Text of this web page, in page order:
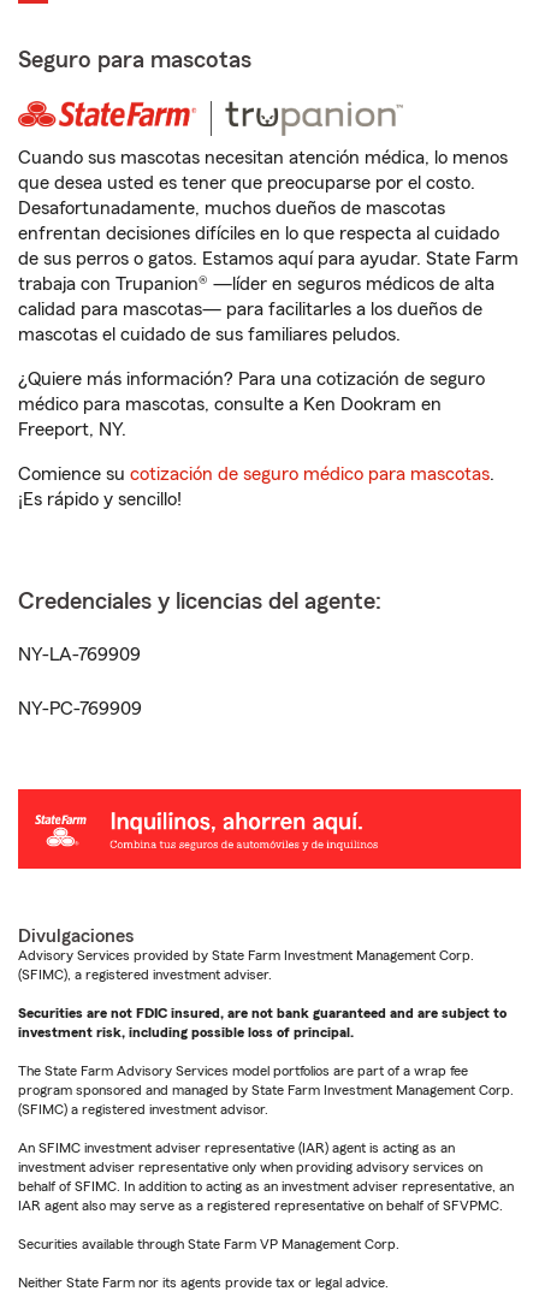
Seguro para mascotas
Cuando sus mascotas necesitan atención médica, lo menos
que desea usted es tener que preocuparse por el costo.
Desafortunadamente, muchos dueños de mascotas
enfrentan decisiones difíciles en lo que respecta al cuidado
de sus perros o gatos. Estamos aquí para ayudar. State Farm
trabaja con Trupanion® —líder en seguros médicos de alta
calidad para mascotas— para facilitarles a los dueños de
mascotas el cuidado de sus familiares peludos.
¿Quiere más información? Para una cotización de seguro
médico para mascotas, consulte a Ken Dookram en
Freeport, NY.
Comience su cotización de seguro médico para mascotas.
¡Es rápido y sencillo!
Credenciales y licencias del agente:
NY-LA-769909
NY-PC-769909
Divulgaciones
Advisory Services provided by State Farm Investment Management Corp.
(SFIMC), a registered investment adviser.
Securities are not FDIC insured, are not bank guaranteed and are subject to
investment risk, including possible loss of principal.
The State Farm Advisory Services model portfolios are part of a wrap fee
program sponsored and managed by State Farm Investment Management Corp.
(SFIMC) a registered investment advisor.
An SFIMC investment adviser representative (IAR) agent is acting as an
investment adviser representative only when providing advisory services on
behalf of SFIMC. In addition to acting as an investment adviser representative, an
IAR agent also may serve as a registered representative on behalf of SFVPMC.
Securities available through State Farm VP Management Corp.
Neither State Farm nor its agents provide tax or legal advice.